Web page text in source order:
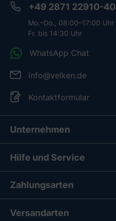
Unternehmen
Hilfe und Service
+49 2871 22910-40
Mo.–Do., 08:00–17:00 Uhr
Fr. bis 14:30 Uhr
WhatsApp Chat
info@velken.de
Kontaktformular
Zahlungsarten
Versandarten